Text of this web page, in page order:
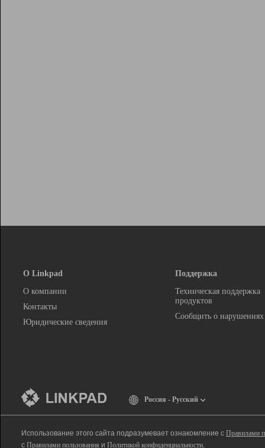
О Linkpad
О компании
Контакты
Юридические сведения
Поддержка
Техническая поддержка
продуктов
Сообщить о нарушениях
Россия - Русский
Использование этого сайта подразумевает ознакомление с Правилами
с Правилами пользования и Политикой конфиденциальности.